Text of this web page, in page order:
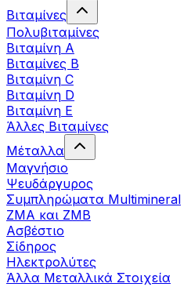
Βιταμίνες
Πολυβιταμίνες
Βιταμίνη Α
Βιταμίνες Β
Βιταμίνη C
Βιταμίνη D
Βιταμίνη Ε
Άλλες Βιταμίνες
Μέταλλα
Μαγνήσιο
Ψευδάργυρος
Συμπληρώματα Multimineral
ZMA και ZMB
Ασβέστιο
Σίδηρος
Ηλεκτρολύτες
Άλλα Mεταλλικά Στοιχεία